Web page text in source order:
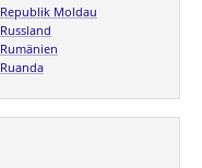
Republik Moldau
Russland
Rumänien
Ruanda